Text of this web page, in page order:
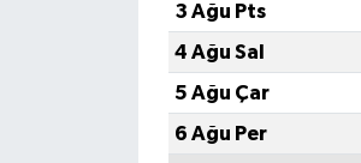
3 Ağu Pts
4 Ağu Sal
5 Ağu Çar
6 Ağu Per